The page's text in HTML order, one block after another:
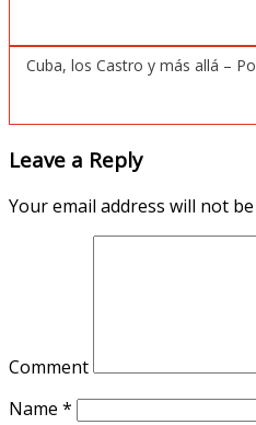
Cuba, los Castro y más allá –
Leave a Reply
Your email address will not
Comment
Name *